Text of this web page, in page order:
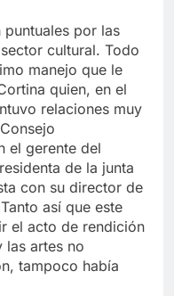
puntuales por las
cultural. Todo
manejo que le
quien, en el
relaciones muy
el gerente del
de la junta
con su director de
así que este
el acto de rendición
las artes no
tampoco había